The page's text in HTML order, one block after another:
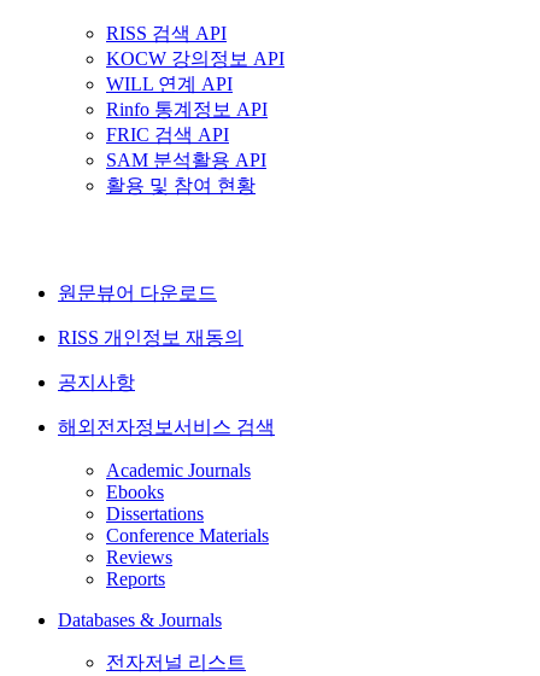
RISS 검색 API
KOCW 강의정보 API
WILL 연계 API
Rinfo 통계정보 API
FRIC 검색 API
SAM 분석활용 API
활용 및 참여 현황
원문뷰어 다운로드
RISS 개인정보 재동의
공지사항
해외전자정보서비스 검색
Academic Journals
Ebooks
Dissertations
Conference Materials
Reviews
Reports
Databases & Journals
전자저널 리스트